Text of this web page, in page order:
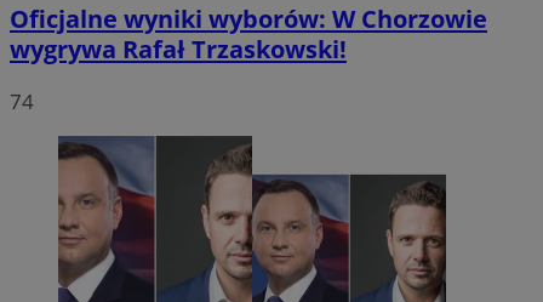
Oficjalne wyniki wyborów: W Chorzowie
wygrywa Rafał Trzaskowski!
74